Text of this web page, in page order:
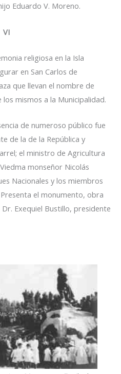
Eduardo V. Moreno.
VI
religiosa en la Isla
en San Carlos de
que llevan el nombre de
mismos a la Municipalidad.
de numeroso público fue
de la de la República y
el ministro de Agricultura
monseñor Nicolás
Nacionales y los miembros
el monumento, obra
Exequiel Bustillo, presidente